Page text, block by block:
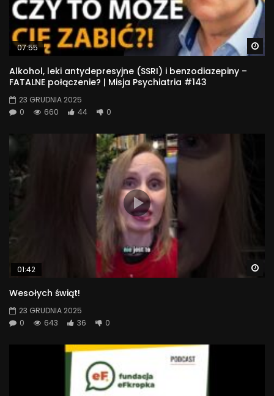
07:55
Alkohol, leki antydepresyjne (SSRI) i benzodiazepiny –
FATALNE połączenie? | Misja Psychiatria #143
23 GRUDNIA 2025
0
660 44 0
01:42
Wesołych świąt!
23 GRUDNIA 2025
0
643 36 0